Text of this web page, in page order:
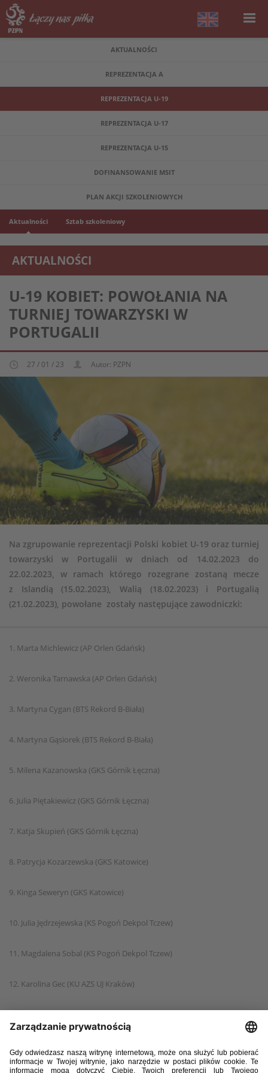
AKTUALNOŚCI
REPREZENTACJA A
REPREZENTACJA U-19
REPREZENTACJA U-17
REPREZENTACJA U-15
DOFINANSOWANIE MSIT
PLAN AKCJI SZKOLENIOWYCH
Aktualności Sztab szkoleniowy
AKTUALNOŚCI
REPREZENTACJA KOBIECA U-19
U-19 KOBIET: POWOŁANIA NA
TURNIEJ TOWARZYSKI W
PORTUGALII
27 / 01 / 23 Autor: PZPN
Na zgrupowanie reprezentacji Polski kobiet U-19 oraz turniej
towarzyski w Portugalii w dniach od 14.02.2023 do
22.02.2023, w ramach którego rozegrane zostaną mecze
z Islandią (15.02.2023), Walią (18.02.2023) i Portugalią
(21.02.2023), powołane zostały następujące zawodniczki:
1. Marta Michlewicz (AP Orlen Gdańsk)
2. Weronika Tarnawska (AP Orlen Gdańsk)
3. Martyna Cygan (BTS Rekord B-Biała)
4. Martyna Gąsiorek (BTS Rekord B-Biała)
5. Milena Kazanowska (GKS Górnik Łęczna)
6. Julia Piętakiewicz (GKS Górnik Łęczna)
7. Katja Skupień (GKS Górnik Łęczna)
8. Patrycja Kozarzewska (GKS Katowice)
9. Kinga Seweryn (GKS Katowice)
10. Julia Jędrzejewska (KS Pogoń Dekpol Tczew)
11. Magdalena Sobal (KS Pogoń Dekpol Tczew)
12. Karolina Gec (KU AZS UJ Kraków)